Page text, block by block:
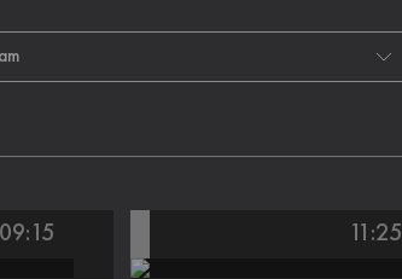
09:15 11:25